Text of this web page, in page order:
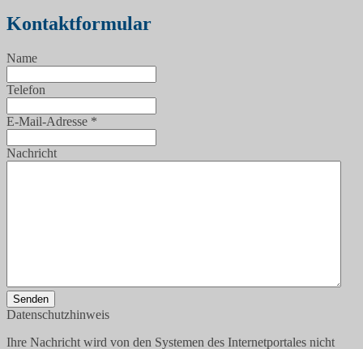
Kontaktformular
Name
Telefon
E-Mail-Adresse *
Nachricht
Senden
Datenschutzhinweis
Ihre Nachricht wird von den Systemen des Internetportales nicht